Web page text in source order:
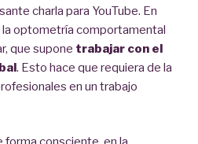
charla para YouTube. En
la optometría comportamental
que supone trabajar con el
. Esto hace que requiera de la
en un trabajo